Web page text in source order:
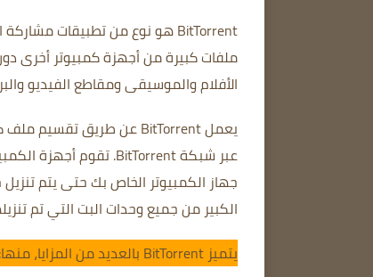
ملفات كبيرة من أجهزة كمبيوتر أخرى
الأفلام والموسيقى ومقاطع الفيديو
يعمل BitTorrent عن طريق تقسيم ملف كبير إلى أجزاء أصغر تسمى بت.
عبر شبكة BitTorrent.
تقوم أجهزة
جهاز الكمبيوتر الخاص بكحتى يتم
الكبير من جميع وحدات البت التي تم
يتميز BitTorrent بالعديد من المزايا، منها: